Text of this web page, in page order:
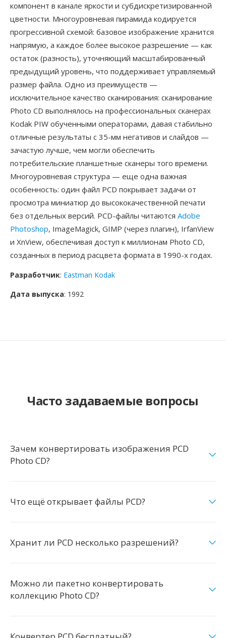
компонент в канале яркости и субдискретизированной
цветности. Многоуровневая пирамида кодируется
прогрессивной схемой: базовое изображение хранится
напрямую, а каждое более высокое разрешение — как
остаток (разность), уточняющий масштабированный
предыдущий уровень, что поддерживает управляемый
размер файла. Одно из преимуществ —
исключительное качество сканирования: сканирование
Photo CD выполнялось на профессиональных сканерах
Kodak PIW обученными операторами, давая стабильно
отличные результаты с 35-мм негативов и слайдов —
зачастую лучше, чем могли обеспечить
потребительские планшетные сканеры того времени.
Многоуровневая структура — еще одна важная
особенность: один файл PCD покрывает задачи от
просмотра миниатюр до высококачественной печати
без отдельных версий. PCD-файлы читаются Adobe
Photoshop, ImageMagick, GIMP (через плагин), IrfanView
и XnView, обеспечивая доступ к миллионам Photo CD,
созданных в период расцвета формата в 1990-х годах.
Разработчик: Eastman Kodak
Дата выпуска: 1992
Часто задаваемые вопросы
Зачем конвертировать изображения PCD
Photo CD?
Что ещё открывает файлы PCD?
Хранит ли PCD несколько разрешений?
Можно ли пакетно конвертировать
коллекцию Photo CD?